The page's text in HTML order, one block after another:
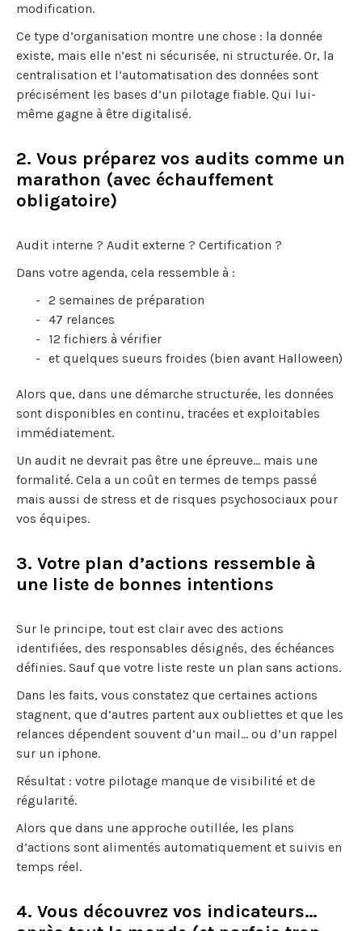
modification.
Ce type d’organisation montre une chose : la donnée
existe, mais elle n’est ni sécurisée, ni structurée. Or, la
centralisation et l’automatisation des données sont
précisément les bases d’un pilotage fiable. Qui lui-
même gagne à être digitalisé.
2. Vous préparez vos audits comme un
marathon (avec échauffement
obligatoire)
Audit interne ? Audit externe ? Certification ?
Dans votre agenda, cela ressemble à :
2 semaines de préparation
47 relances
12 fichiers à vérifier
et quelques sueurs froides (bien avant Halloween)
Alors que, dans une démarche structurée, les données
sont disponibles en continu, tracées et exploitables
immédiatement.
Un audit ne devrait pas être une épreuve… mais une
formalité. Cela a un coût en termes de temps passé
mais aussi de stress et de risques psychosociaux pour
vos équipes.
3. Votre plan d’actions ressemble à
une liste de bonnes intentions
Sur le principe, tout est clair avec des actions
identifiées, des responsables désignés, des échéances
définies. Sauf que votre liste reste un plan sans actions.
Dans les faits, vous constatez que certaines actions
stagnent, que d’autres partent aux oubliettes et que les
relances dépendent souvent d’un mail… ou d’un rappel
sur un iphone.
Résultat : votre pilotage manque de visibilité et de
régularité.
Alors que dans une approche outillée, les plans
d’actions sont alimentés automatiquement et suivis en
temps réel.
4. Vous découvrez vos indicateurs…